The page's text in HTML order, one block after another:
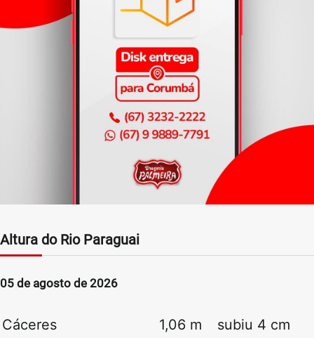
Altura do Rio Paraguai
05 de agosto de 2026
Cáceres 1,06 m subiu 4 cm